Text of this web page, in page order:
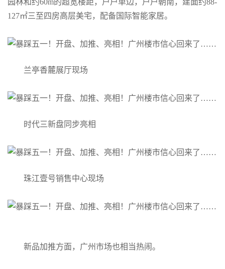
园林和约60m的超宽楼距，户户单边，户户朝南，建面约88-
127㎡三至四房高层美宅，配备国际智能家居。
兰亭香麓展厅现场
时代三新盘同步亮相
珠江壹号销售中心现场
新品加推方面，广州市场也相当热闹。